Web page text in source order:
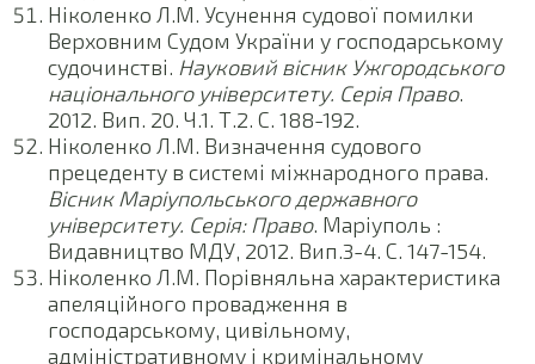
Ніколенко Л.М. Усунення судової помилки
Верховним Судом України у господарському
судочинстві. Науковий вісник Ужгородського
національного університету. Серія Право.
2012. Вип. 20. Ч.1. Т.2. С. 188-192.
Ніколенко Л.М. Визначення судового
прецеденту в системі міжнародного права.
Вісник Маріупольського державного
університету. Серія: Право. Маріуполь :
Видавництво МДУ, 2012. Вип.3-4. С. 147-154.
Ніколенко Л.М. Порівняльна характеристика
апеляційного провадження в
господарському, цивільному,
адміністративному і кримінальному